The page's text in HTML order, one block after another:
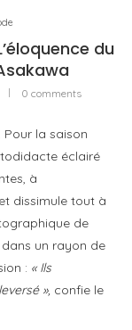
du
0 comments
Pour la saison
éclairé
à
dissimule tout à
de
un rayon de
: « Ils
», confie le